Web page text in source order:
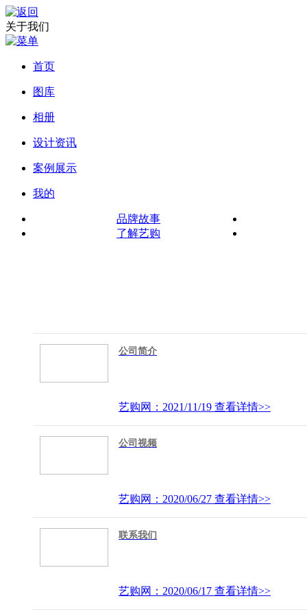
关于我们
首页
图库
相册
设计资讯
案例展示
我的
品牌故事
了解艺购
公司简介
艺购网：2021/11/19 查看详情>>
公司视频
艺购网：2020/06/27 查看详情>>
联系我们
艺购网：2020/06/17 查看详情>>